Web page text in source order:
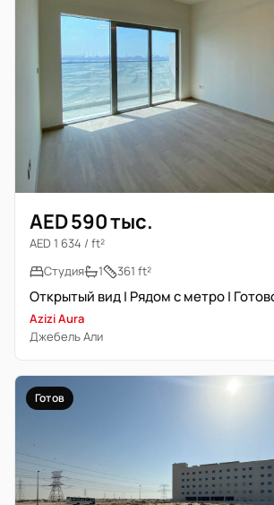
AED 590 тыс.
AED 1 634 / ft²
Студия
1 361 ft²
Открытый вид | Рядом с метро |
Azizi Aura
Джебель Али
Готов